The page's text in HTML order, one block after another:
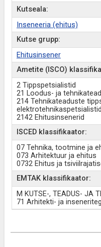
Kutseala:
Inseneeria (ehitus)
Kutse grupp:
Ehitusinsener
Ametite (ISCO)
2 Tippspetsialistid
21 Loodus- ja
214 Tehnikateaduste
2142 Ehitusinsenerid
ISCED klassifikaator:
07 Tehnika, tootmine ja
073 Arhitektuur ja ehitus
0732 Ehitus ja
EMTAK klassifikaator:
M KUTSE-, TEADUS- JA
71 Arhitekti- ja